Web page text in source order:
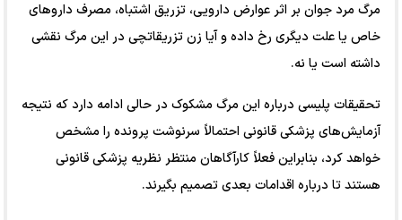
مرگ مرد جوان بر اثر عوارض دارویی، تزریق اشتباه، مصرف دارو‌های
خاص یا علت دیگری رخ داده و آیا زن تزریقاتچی در این مرگ نقشی
داشته است یا نه.
تحقیقات پلیسی درباره این مرگ مشکوک در حالی ادامه دارد که نتیجه
آزمایش‌های پزشکی قانونی احتمالاً سرنوشت پرونده را مشخص
خواهد کرد، بنابراین فعلاً کارآگاهان منتظر نظریه پزشکی قانونی
هستند تا درباره اقدامات بعدی تصمیم بگیرند.